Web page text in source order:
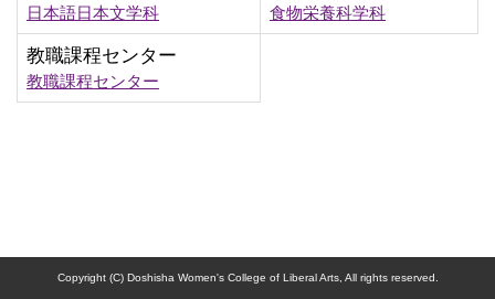
日本語日本文学科
食物栄養科学科
教職課程センター
教職課程センター
Copyright (C) Doshisha Women's College of Liberal Arts, All rights reserved.